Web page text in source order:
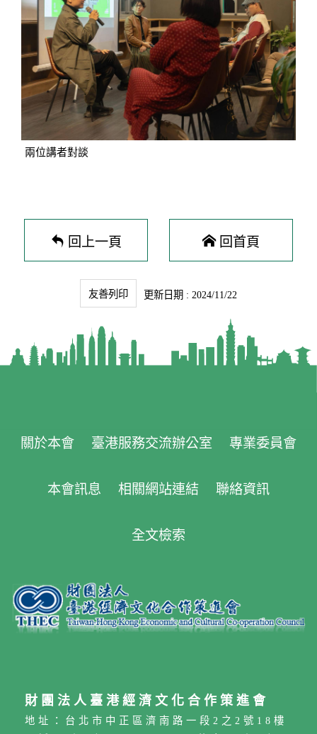
兩位講者對談
回上一頁 回首頁
友善列印 更新日期 : 2024/11/22
關於本會 臺港服務交流辦公室 專業委員會
本會訊息 相關網站連結 聯絡資訊
全文檢索
財團法人臺港經濟文化合作策進會
地址：台北市中正區濟南路一段2之2號18樓